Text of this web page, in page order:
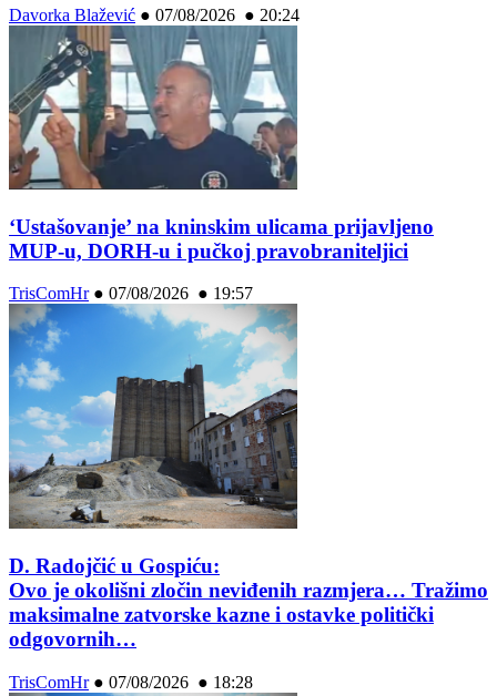
Davorka Blažević ● 07/08/2026 ● 20:24
‘Ustašovanje’ na kninskim ulicama prijavljeno
MUP-u, DORH-u i pučkoj pravobraniteljici
TrisComHr● 07/08/2026 ● 19:57
D. Radojčić u Gospiću:
Ovo je okolišni zločin neviđenih razmjera… Tražimo
maksimalne zatvorske kazne i ostavke politički
odgovornih…
TrisComHr● 07/08/2026 ● 18:28